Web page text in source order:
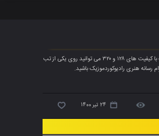
آهنگ جدیده متین بشیری به نام « کژال » هم اکنون به صورت انحصاری پخش شد، جهت دانلود و شنیدن این آهنگ با کیفیت های ۱۲۸ و ۳۲۰ می توانید روی یکی از تب
رسانه هنری رادیوکوردموزیک باشید.
24 تیر 1400